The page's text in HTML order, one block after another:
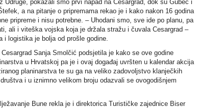
Udruge, pokazali smo prvi napad na Cesargrad, dok su Gubec i
a na pitanje o pripremama rekao je i kako nakon 16 godina
pripreme i nisu potrebne. – Uhodani smo, sve ide po planu, pa
ali i viteška vojska koja je držala stražu i čuvala Cesargrad –
i logistika je bolja od prošle godine.
Sanja Smolčić podsjetila je kako se ove godine
u Hrvatskoj pa je i ovaj događaj uvršten u kalendar akcija
planinarstva te su ga na veliko zadovoljstvo klanječkih
i u iznimno velikom broju odazvali se ovogodišnjem
Bune rekla je i direktorica Turističke zajednice Biser